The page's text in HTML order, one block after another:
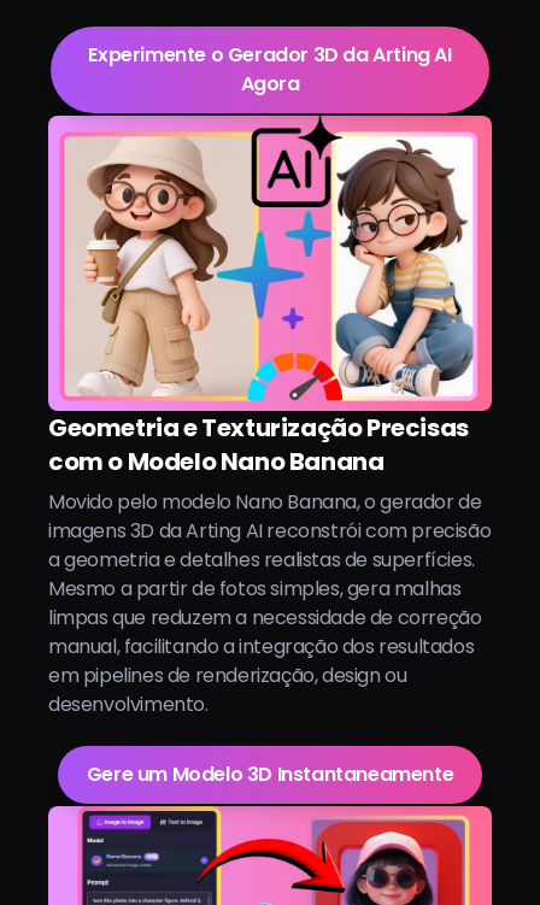
Experimente o Gerador 3D da Arting AI
Agora
Geometria e Texturização Precisas
com o Modelo Nano Banana
Movido pelo modelo Nano Banana, o gerador de
imagens 3D da Arting AI reconstrói com precisão
a geometria e detalhes realistas de superfícies.
Mesmo a partir de fotos simples, gera malhas
limpas que reduzem a necessidade de correção
manual, facilitando a integração dos resultados
em pipelines de renderização, design ou
desenvolvimento.
Gere um Modelo 3D Instantaneamente